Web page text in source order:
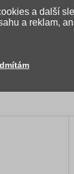
a další
a reklam,